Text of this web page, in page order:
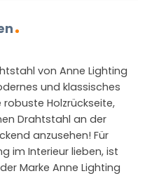
von Anne Lighting
und klassisches
robuste Holzrückseite,
Drahtstahl an der
anzusehen! Für
im Interieur lieben, ist
Marke Anne Lighting